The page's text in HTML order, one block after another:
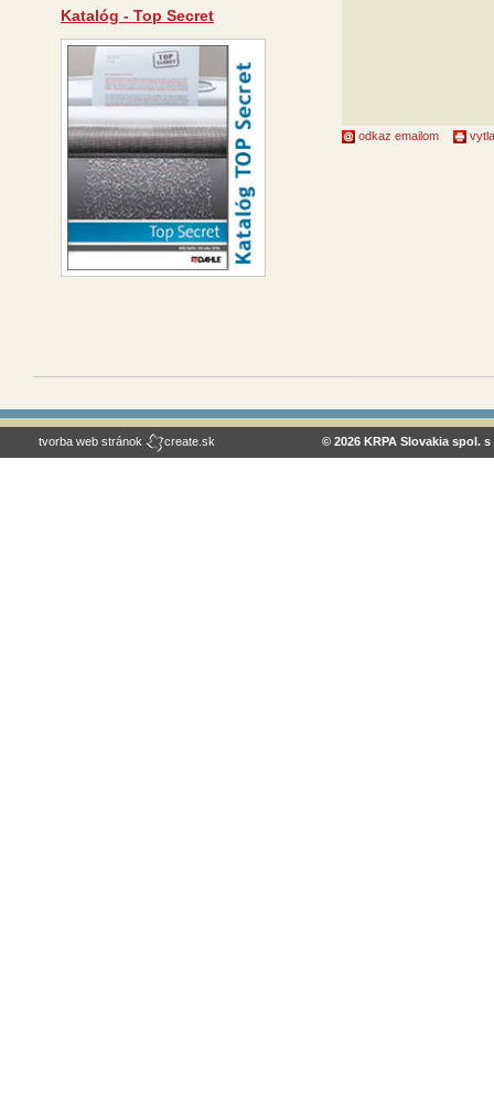
Katalóg - Top Secret
odkaz emailom
tvorba web stránok create.sk © 2026 KRPA Slovakia spol. s